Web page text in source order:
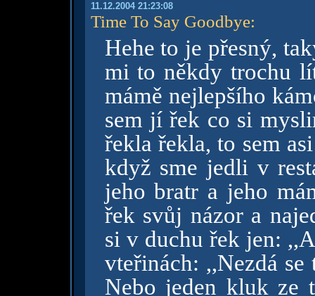
11.12.2004 21:23:08
Time To Say Goodbye:
Hehe to je přesný,
mi to někdy trochu
mámě nejlepšího
sem jí řek co si
řekla řekla, to sem
když sme jedli v
jeho bratr a jeho
řek svůj názor a
si v duchu řek jen:
vteřinách: ,,Nezdá
Nebo jeden kluk ze